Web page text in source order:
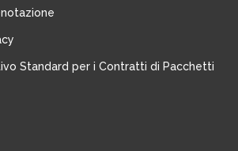
Standard per i Contratti di Pacchetti